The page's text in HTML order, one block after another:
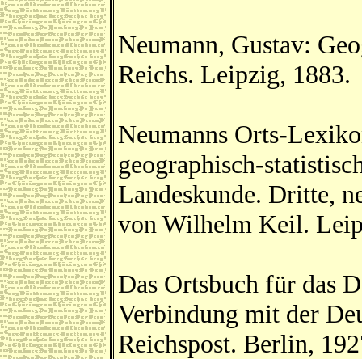
Neumann, Gustav:
Reichs. Leipzig, 1883.
Neumanns Orts-
geographisch-
Landeskunde. Dritte,
von Wilhelm Keil.
Das Ortsbuch für das
Verbindung mit der
Reichspost. Berlin,